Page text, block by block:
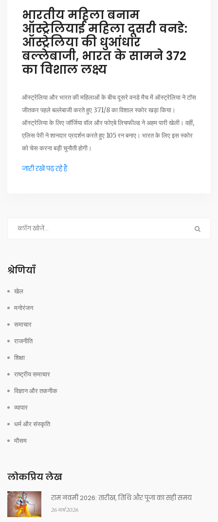
भारतीय महिला बनाम
ऑस्ट्रेलियाई महिला दूसरी वनडे:
ऑस्ट्रेलिया की धुआंधार
बल्लेबाजी, भारत के सामने 372
का विशाल लक्ष्य
ऑस्ट्रेलिया और भारत की महिलाओं के बीच दूसरे वनडे मैच में ऑस्ट्रेलिया ने टॉस
जीतकर पहले बल्लेबाजी करते हुए 371/8 का विशाल स्कोर खड़ा किया।
ऑस्ट्रेलिया के लिए जॉर्जिया वॉल और फोएबे लिचफील्ड ने अहम पारी खेली। वहीं,
एलिस पेरी ने शानदार प्रदर्शन करते हुए 105 रन बनाए। भारत के लिए इस स्कोर
को चेस करना बड़ी चुनौती होगी।
जारी रखें पढ़ रहे हैं
श्रेणियाँ
खेल
मनोरंजन
समाचार
राजनीति
शिक्षा
राष्ट्रीय समाचार
विज्ञान और तकनीक
व्यापार
धर्म और संस्कृति
मौसम
लोकप्रिय लेख
राम नवमी 2026: तारीख, तिथि और पूजा का सही समय
26 मार्च 2026